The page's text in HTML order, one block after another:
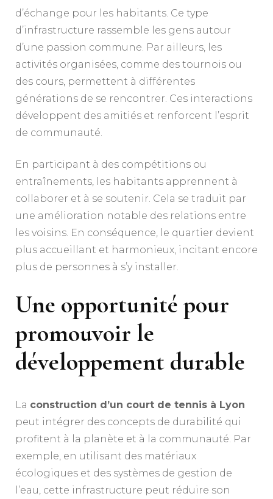
d’échange pour les habitants. Ce type
d’infrastructure rassemble les gens autour
d’une passion commune. Par ailleurs, les
activités organisées, comme des tournois ou
des cours, permettent à différentes
générations de se rencontrer. Ces interactions
développent des amitiés et renforcent l’esprit
de communauté.
En participant à des compétitions ou
entraînements, les habitants apprennent à
collaborer et à se soutenir. Cela se traduit par
une amélioration notable des relations entre
les voisins. En conséquence, le quartier devient
plus accueillant et harmonieux, incitant encore
plus de personnes à s’y installer.
Une opportunité pour
promouvoir le
développement durable
La construction d’un court de tennis à Lyon
peut intégrer des concepts de durabilité qui
profitent à la planète et à la communauté. Par
exemple, en utilisant des matériaux
écologiques et des systèmes de gestion de
l’eau, cette infrastructure peut réduire son